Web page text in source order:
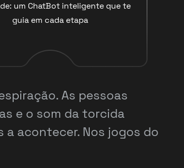
um ChatBot inteligente que te
guia em cada etapa
As pessoas
e o som da torcida
acontecer. Nos jogos do